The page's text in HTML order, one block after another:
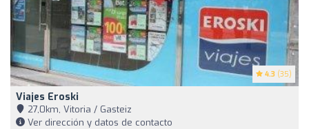
4.3 (35)
Viajes Eroski
27,0km, Vitoria / Gasteiz
Ver dirección y datos de contacto